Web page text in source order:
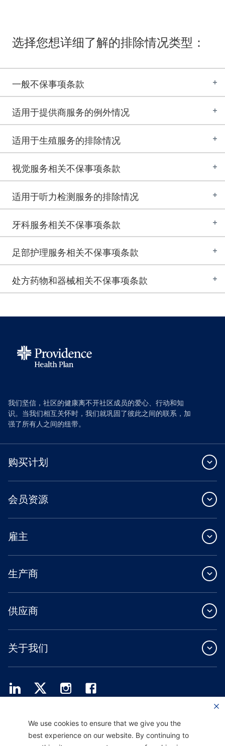
选择您想详细了解的排除情况类型：
一般不保事项条款
适用于提供商服务的例外情况
适用于生殖服务的排除情况
视觉服务相关不保事项条款
适用于听力检测服务的排除情况
牙科服务相关不保事项条款
足部护理服务相关不保事项条款
处方药物和器械相关不保事项条款
我们坚信，社区的健康离不开社区成员的爱心、行动和知
识。当我们相互关怀时，我们就巩固了彼此之间的联系，加
强了所有人之间的纽带。
购买计划
会员资源
雇主
生产商
供应商
关于我们
Providence Health Plan 提供商业团体、个人健康保障和 ASO 服务。
Providence Health Assurance 是一家 HMO、HMO-POS 和 HMO SNP，与
Medicare 和俄勒冈州健康计划签有合同。Providence Health Assurance 的注册取决
We use cookies to ensure that we give you the
best experience on our website. By continuing to